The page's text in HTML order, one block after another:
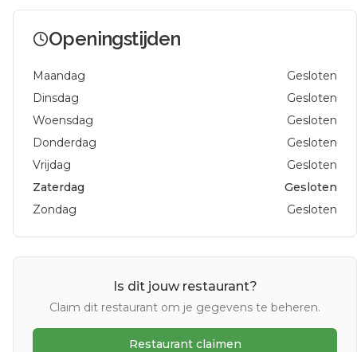
Openingstijden
Maandag
Gesloten
Dinsdag
Gesloten
Woensdag
Gesloten
Donderdag
Gesloten
Vrijdag
Gesloten
Zaterdag
Gesloten
Zondag
Gesloten
Is dit jouw restaurant?
Claim dit restaurant om je gegevens te beheren.
Restaurant claimen